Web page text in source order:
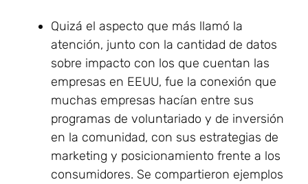
Quizá el aspecto que más llamó la
atención, junto con la cantidad de datos
sobre impacto con los que cuentan las
empresas en EEUU, fue la conexión que
muchas empresas hacían entre sus
programas de voluntariado y de inversión
en la comunidad, con sus estrategias de
marketing y posicionamiento frente a los
consumidores. Se compartieron ejemplos